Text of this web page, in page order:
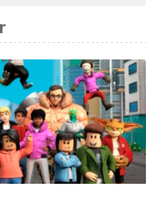
Kaufman, M., Santos, L.,
N. (1995).Género e
y lo masculino. TM
the Masculine and
Social Support: A Reflection
American Philosophical